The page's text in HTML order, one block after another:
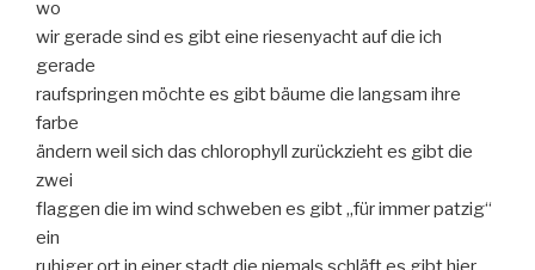
wo
wir gerade sind es gibt eine riesenyacht auf die ich
gerade
raufspringen möchte es gibt bäume die langsam ihre
farbe
ändern weil sich das chlorophyll zurückzieht es gibt die
zwei
flaggen die im wind schweben es gibt „für immer patzig“
ein